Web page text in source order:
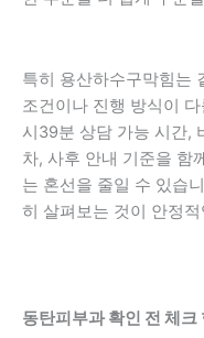
특히 용산하수구막힘는
조건이나 진행 방식이
시39분 상담 가능 시간,
차, 사후 안내 기준을 함
는 혼선을 줄일 수 있습
히 살펴보는 것이 안정
동탄피부과 확인 전 체